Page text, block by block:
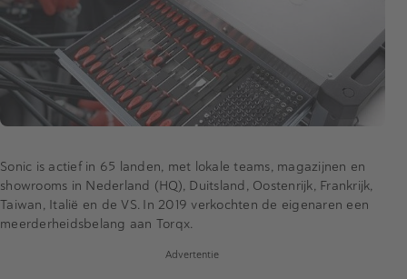
Sonic is actief in 65 landen, met lokale teams, magazijnen en
showrooms in Nederland (HQ), Duitsland, Oostenrijk, Frankrijk,
Taiwan, Italië en de VS. In 2019 verkochten de eigenaren een
meerderheidsbelang aan Torqx.
Advertentie